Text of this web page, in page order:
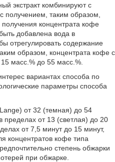
экстракт комбинируют с
получением, таким образом,
концентрата кофе
добавлена вода в
отрегулировать содержание
образом, концентрата кофе с
масс.% до 55 масс.%.
вариантах способа по
параметры способа
от 32 (темная) до 54
пределах от 13 (светлая) до 20
от 7,5 минут до 15 минут,
концентратов кофе типа
степень обжарки
при обжарке.